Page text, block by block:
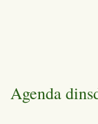
Agenda